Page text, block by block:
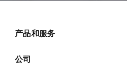
产品和服务
公司